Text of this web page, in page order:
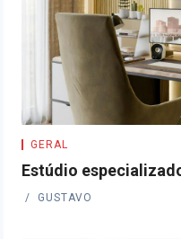
GERAL
Estúdio
GUSTAVO